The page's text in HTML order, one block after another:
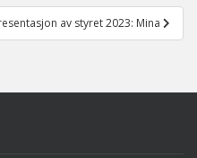
av styret 2023: Mina